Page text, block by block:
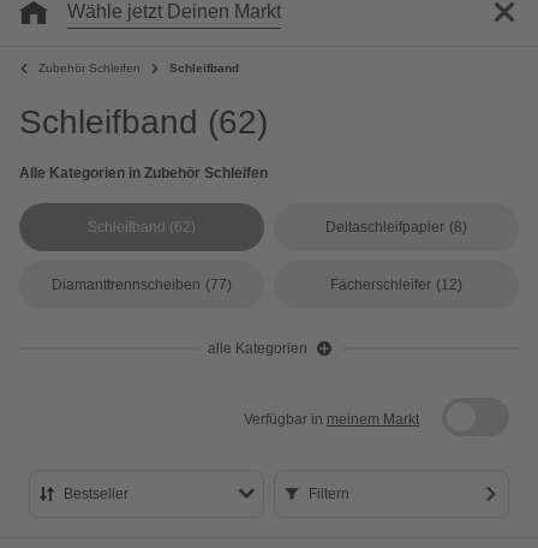
Wähle jetzt Deinen Markt
Zubehör Schleifen Schleifband
Schleifband (62)
Alle Kategorien in Zubehör Schleifen
Schleifband (62) Deltaschleifpapier (8)
Diamanttrennscheiben (77) Fächerschleifer (12)
alle Kategorien
Verfügbar in meinem Markt
Bestseller Filtern